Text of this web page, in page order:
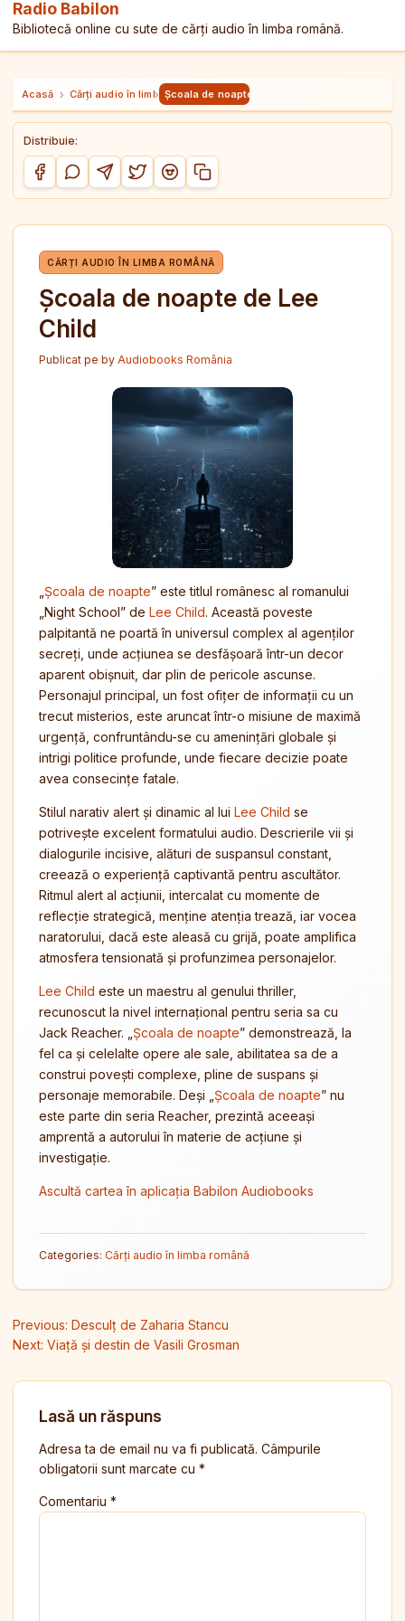
Radio Babilon
Bibliotecă online cu sute de cărți audio în limba română.
Acasă › Cărți audio în limba română
› Școala de noapte de Lee Child
Distribuie:
Distribuie pe Facebook
Distribuie pe WhatsApp
Distribuie pe Telegram
Distribuie pe Twitter/X
Distribuie pe Reddit
Copiază link-ul
CĂRȚI AUDIO ÎN LIMBA ROMÂNĂ
Școala de noapte de Lee
Child
Publicat pe by Audiobooks România
Școala de noapte” este titlul românesc al romanului
„Night School” de Lee Child. Această poveste
palpitantă ne poartă în universul complex al agenților
secreți, unde acțiunea se desfășoară într-un decor
aparent obișnuit, dar plin de pericole ascunse.
Personajul principal, un fost ofițer de informații cu un
trecut misterios, este aruncat într-o misiune de maximă
urgență, confruntându-se cu amenințări globale și
intrigi politice profunde, unde fiecare decizie poate
avea consecințe fatale.
Stilul narativ alert și dinamic al lui Lee Child se
potrivește excelent formatului audio. Descrierile vii și
dialogurile incisive, alături de suspansul constant,
creează o experiență captivantă pentru ascultător.
Ritmul alert al acțiunii, intercalat cu momente de
reflecție strategică, menține atenția trează, iar vocea
naratorului, dacă este aleasă cu grijă, poate amplifica
atmosfera tensionată și profunzimea personajelor.
Lee Child este un maestru al genului thriller,
recunoscut la nivel internațional pentru seria sa cu
Jack Reacher. „ Școala de noapte” demonstrează, la
fel ca și celelalte opere ale sale, abilitatea sa de a
construi povești complexe, pline de suspans și
personaje memorabile. Deși „ Școala de noapte” nu
este parte din seria Reacher, prezintă aceeași
amprentă a autorului în materie de acțiune și
investigație.
Ascultă cartea în aplicația Babilon Audiobooks
Categories: Cărți audio în limba română
Navigare în articole
Previous: Desculț de Zaharia Stancu
Next: Viață și destin de Vasili Grosman
Lasă un răspuns
Adresa ta de email nu va fi publicată. Câmpurile
obligatorii sunt marcate cu *
Comentariu *